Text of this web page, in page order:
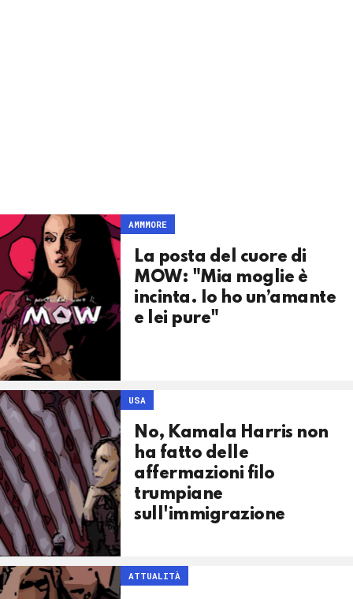
AMMMORE
La posta del cuore di
MOW: "Mia moglie è
incinta. Io ho un’amante
e lei pure"
USA
No, Kamala Harris non
ha fatto delle
affermazioni filo
trumpiane
sull'immigrazione
ATTUALITÀ